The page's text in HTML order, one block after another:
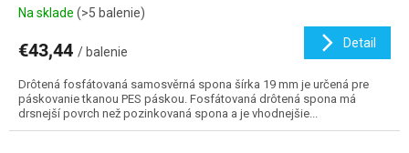
Na sklade (>5 balenie)
€43,44 / balenie
Detail
Drôtená fosfátovaná samosvěrná spona šírka 19 mm je určená pre
páskovanie tkanou PES páskou. Fosfátovaná drôtená spona má
drsnejší povrch než pozinkovaná spona a je vhodnejšie...